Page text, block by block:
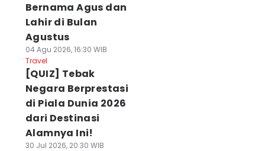
Bernama Agus dan
Lahir di Bulan
Agustus
04 Agu 2026, 16:30 WIB
Travel
[QUIZ] Tebak
Negara Berprestasi
di Piala Dunia 2026
dari Destinasi
Alamnya Ini!
30 Jul 2026, 20:30 WIB